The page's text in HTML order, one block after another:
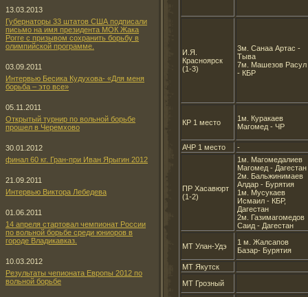
13.03.2013
Губернаторы 33 штатов США подписали
письмо на имя президента МОК Жака
Рогге с призывом сохранить борьбу в
олимпийской программе.
03.09.2011
Интервью Бесика Кудухова- «Для меня
борьба – это все»
05.11.2011
Открытый турнир по вольной борьбе
прошел в Черемхово
30.01.2012
финал 60 кг. Гран-при Иван Ярыгин 2012
21.09.2011
Интервью Виктора Лебедева
01.06.2011
14 апреля стартовал чемпионат России
по вольной борьбе среди юниоров в
городе Владикавказ.
10.03.2012
Результаты чепионата Европы 2012 по
вольной борьбе
И.Я.
Красноярск
(1-3)
3м. Санаа Артас -
Тыва
7м. Машезов Расул
- КБР
КР 1 место
1м. Куракаев
Магомед - ЧР
АЧР 1 место -
ПР Хасавюрт
(1-2)
1м. Магомедалиев
Магомед - Дагестан
2м. Бальжинимаев
Алдар - Бурятия
1м. Мусукаев
Исмаил - КБР,
Дагестан
2м. Газимагомедов
Саид - Дагестан
МТ Улан-Удэ
1 м. Жалсапов
Базар- Бурятия
МТ Якутск
МТ Грозный